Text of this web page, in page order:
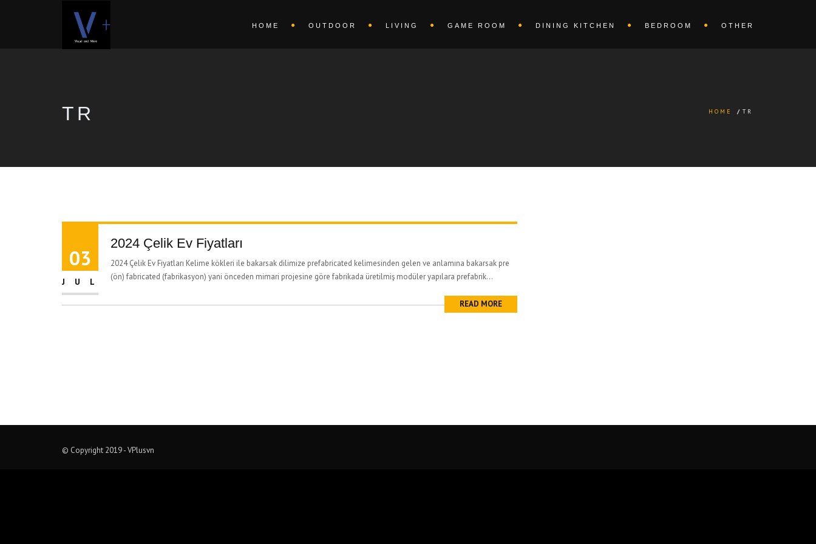
HOME OUTDOOR LIVING GAME ROOM DINING KITCHEN BEDROOM OTHER
TR HOME / TR
03
JUL
2024 Çelik Ev Fiyatları
2024 Çelik Ev Fiyatları Kelime kökleri ile bakarsak dilimize prefabricated kelimesinden gelen ve anlamına bakarsak pre
(ön) fabricated (fabrikasyon) yani önceden mimari projesine göre fabrikada üretilmiş modüler yapılara prefabrik...
READ MORE
© Copyright 2019 - VPlusvn